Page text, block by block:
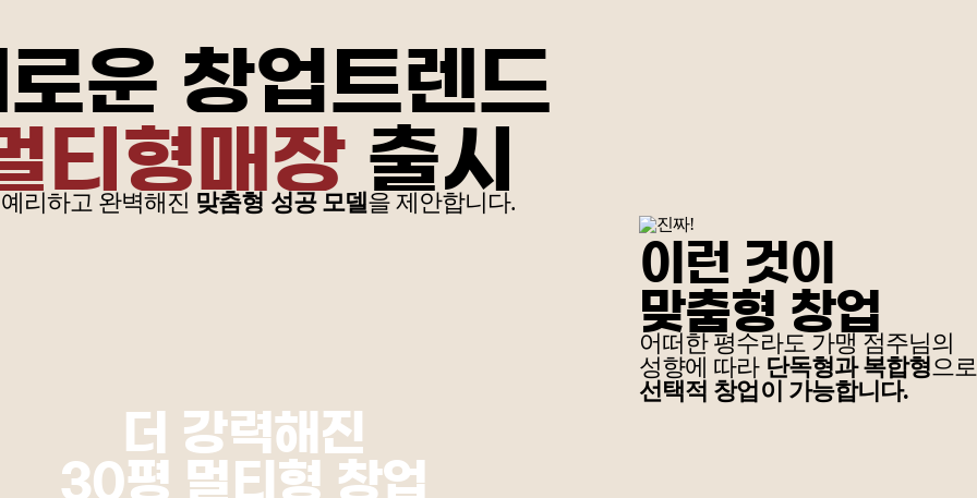
운 창업트렌드
티형매장출시
리하고 완벽해진 맞춤형 성공 모델을 제안합니다.
이런 것이
맞춤형 창업
어떠한 평수라도 가맹 점주님의
성향에 따라 단독형과 복합형으로
선택적 창업이 가능합니다.
더 강력해진
30평 멀티형 창업